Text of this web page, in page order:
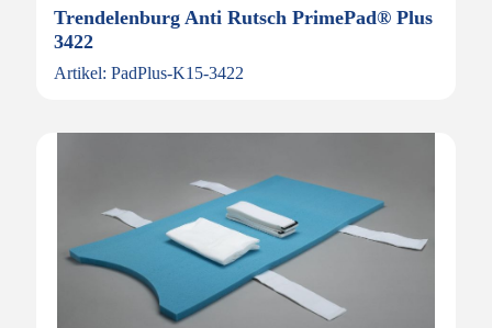
Trendelenburg Anti Rutsch PrimePad® Plus
3422
Artikel: PadPlus-K15-3422